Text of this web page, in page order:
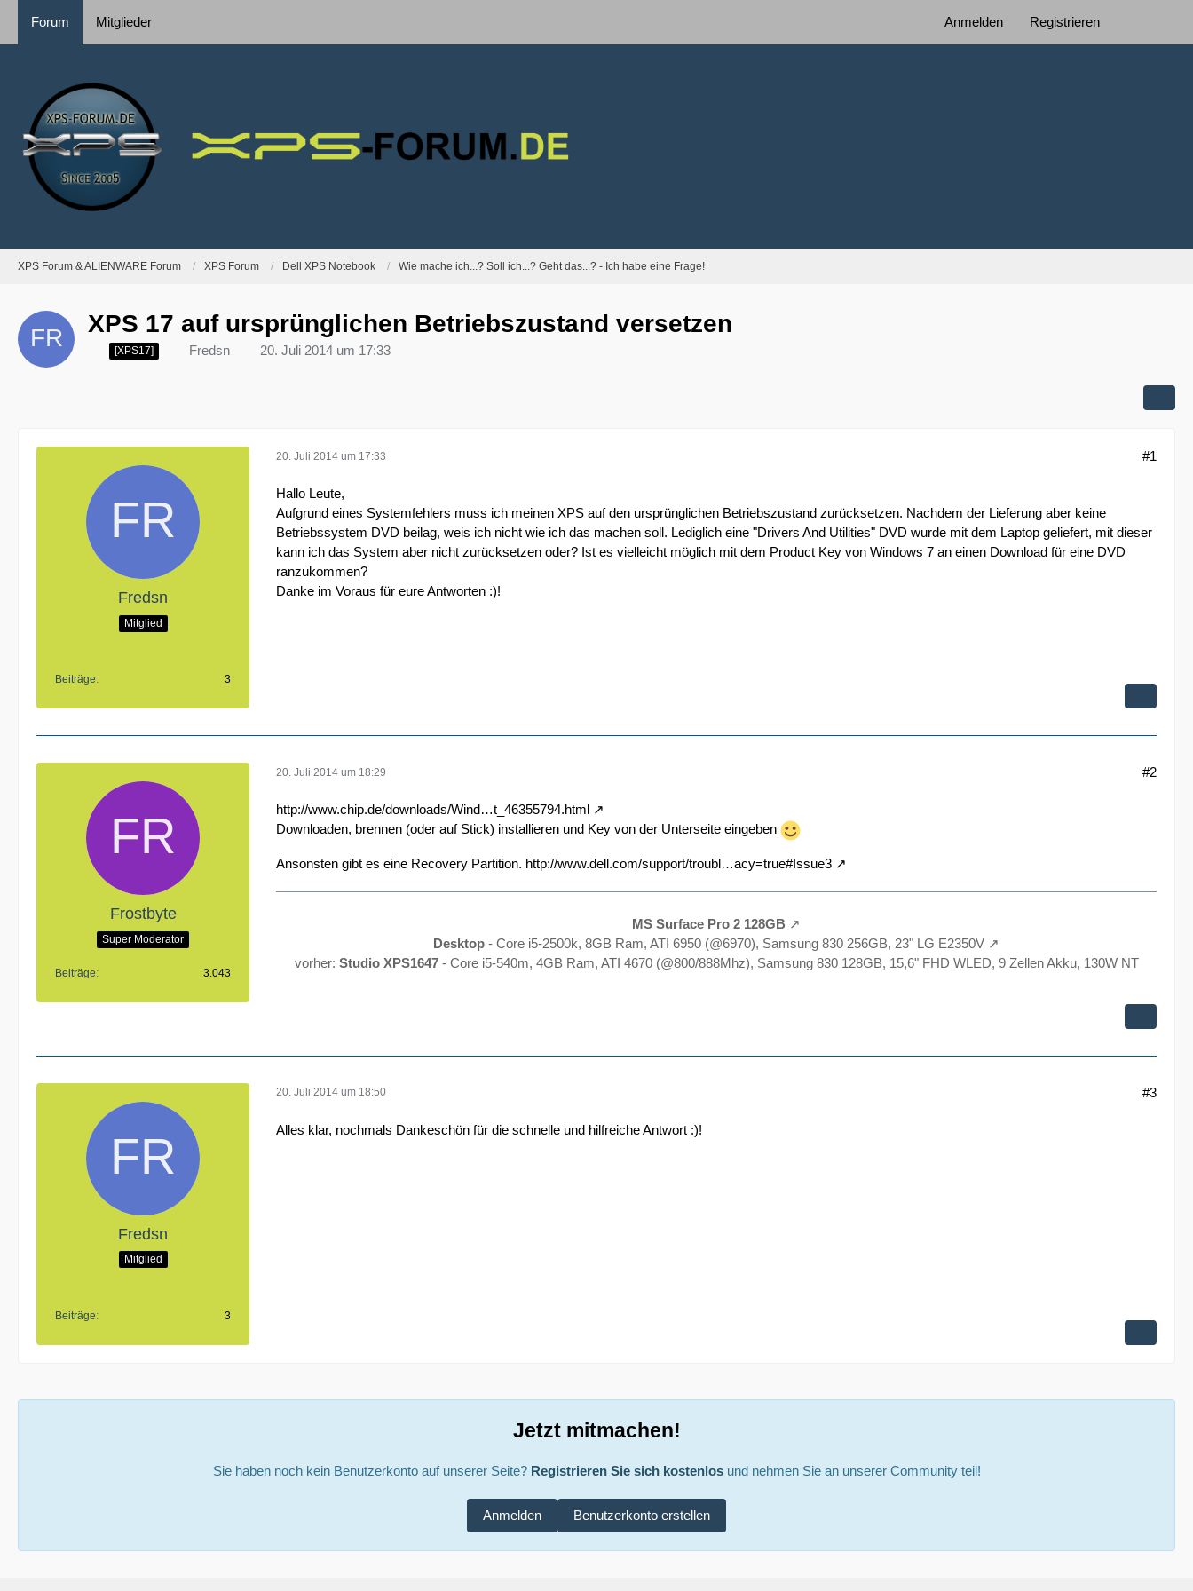
Forum Mitglieder Anmelden Registrieren
XPS Forum & ALIENWARE Forum XPS Forum Dell XPS Notebook Wie mache ich...? Soll ich...? Geht das...? - Ich habe eine Frage!
XPS 17 auf ursprünglichen Betriebszustand versetzen
[XPS17] Fredsn 20. Juli 2014 um 17:33
Fredsn
Mitglied
Beiträge 3
20. Juli 2014 um 17:33 #1
Hallo Leute,
Aufgrund eines Systemfehlers muss ich meinen XPS auf den ursprünglichen Betriebszustand zurücksetzen. Nachdem der Lieferung aber keine
Betriebssystem DVD beilag, weis ich nicht wie ich das machen soll. Lediglich eine "Drivers And Utilities" DVD wurde mit dem Laptop geliefert, mit dieser
kann ich das System aber nicht zurücksetzen oder? Ist es vielleicht möglich mit dem Product Key von Windows 7 an einen Download für eine DVD
ranzukommen?
Danke im Voraus für eure Antworten :)!
Frostbyte
Super Moderator
Beiträge 3.043
20. Juli 2014 um 18:29 #2
http://www.chip.de/downloads/Wind…t_46355794.html
Downloaden, brennen (oder auf Stick) installieren und Key von der Unterseite eingeben
Ansonsten gibt es eine Recovery Partition. http://www.dell.com/support/troubl…acy=true#Issue3
MS Surface Pro 2 128GB
Desktop - Core i5-2500k, 8GB Ram, ATI 6950 (@6970), Samsung 830 256GB, 23" LG E2350V
vorher: Studio XPS1647- Core i5-540m, 4GB Ram, ATI 4670 (@800/888Mhz), Samsung 830 128GB, 15,6" FHD WLED, 9 Zellen Akku, 130W NT
Fredsn
Mitglied
Beiträge 3
20. Juli 2014 um 18:50 #3
Alles klar, nochmals Dankeschön für die schnelle und hilfreiche Antwort :)!
Jetzt mitmachen!
Sie haben noch kein Benutzerkonto auf unserer Seite? Registrieren Sie sich kostenlosund nehmen Sie an unserer Community teil!
Benutzerkonto erstellen
Anmelden